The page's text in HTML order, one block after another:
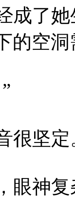
了她
的空
很坚定
眼神